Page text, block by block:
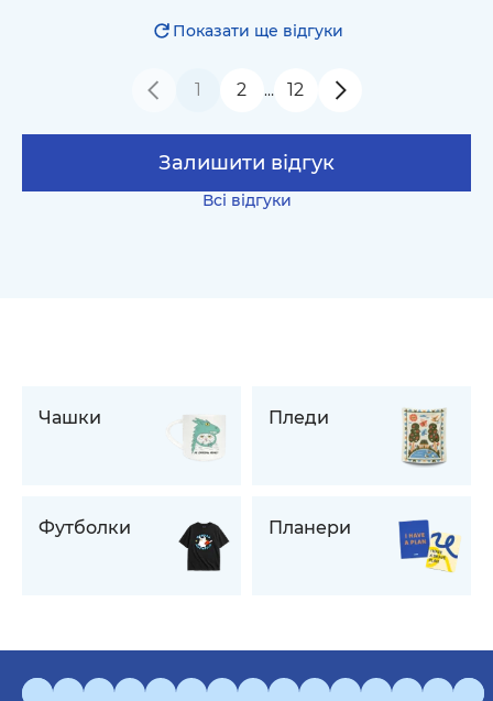
Всі відгуки
Залишити відгук
Показати ще відгуки
1 2 … 12
Чашки Пледи
Футболки Планери